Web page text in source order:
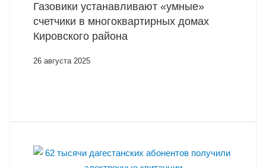
Газовики устанавливают «умные»
счетчики в многоквартирных домах
Кировского района
26 августа 2025